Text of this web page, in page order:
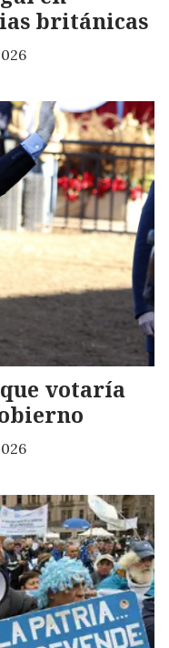
británicas
votaría